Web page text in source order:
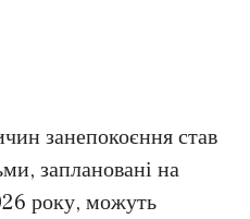
занепокоєння став
заплановані на
року, можуть